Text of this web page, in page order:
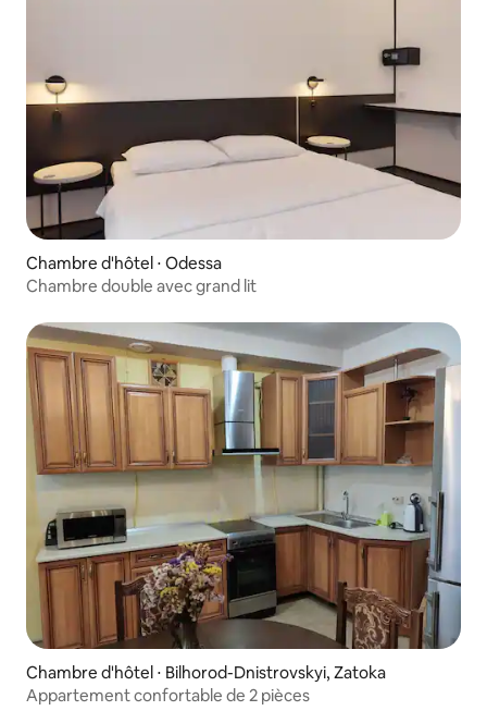
Chambre d'hôtel ⋅ Odessa
Chambre double avec grand lit
Chambre d'hôtel ⋅ Bilhorod-Dnistrovskyi, Zatoka
Appartement confortable de 2 pièces